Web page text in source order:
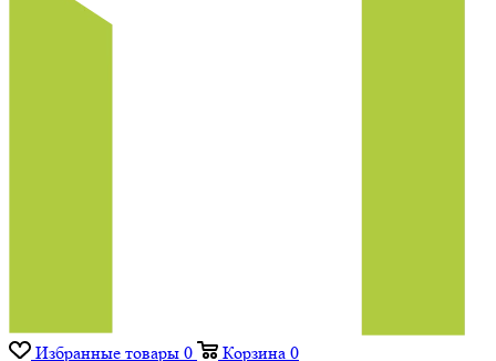
Избранные товары 0 Корзина 0